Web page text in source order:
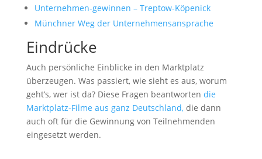
Unternehmen-gewinnen – Treptow-Köpenick
Münchner Weg der Unternehmensansprache
Eindrücke
Auch persönliche Einblicke in den Marktplatz
überzeugen. Was passiert, wie sieht es aus, worum
geht’s, wer ist da? Diese Fragen beantworten die
Marktplatz-Filme aus ganz Deutschland,die dann
auch oft für die Gewinnung von Teilnehmenden
eingesetzt werden.